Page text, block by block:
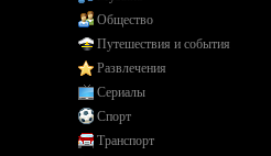
Общество
Путешествия и события
Развлечения
Сериалы
Спорт
Транспорт